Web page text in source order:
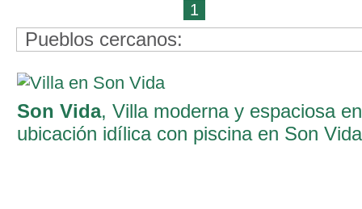
1
Pueblos cercanos:
Son Vida, Villa moderna y espaciosa en
ubicación idílica con piscina en Son Vida